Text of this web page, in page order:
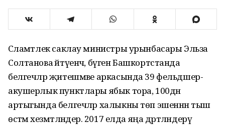
Сәламәтлек саклау министры урынбасары Эльза
Солтанова әйтүенчә, бүген Башкортстанда
белгечләр җитешмәве аркасында 39 фельдшер-
акушерлык пунктлары ябык тора, 100дән
артыгында белгечләр халыкны төп эшеннән тыш
өстәмә хезмәтләндерә. 2017 елда яңа дәртләндерү